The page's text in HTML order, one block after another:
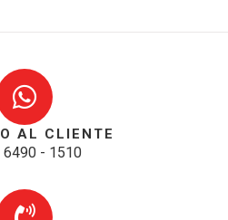
AL CLIENTE
6490 - 1510